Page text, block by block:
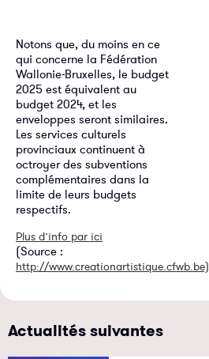
Notons que, du moins en ce
qui concerne la Fédération
Wallonie-Bruxelles, le budget
2025 est équivalent au
budget 2024, et les
enveloppes seront similaires.
Les services culturels
provinciaux continuent à
octroyer des subventions
complémentaires dans la
limite de leurs budgets
respectifs.
Plus d’info par ici
(Source :
http://www.creationartistique.cfwb.be)
Actualités suivantes